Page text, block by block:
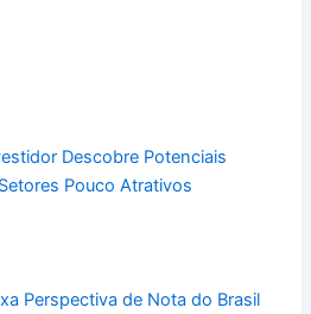
Descobre Potenciais
Pouco Atrativos
Perspectiva de Nota do Brasil